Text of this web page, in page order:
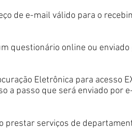
de e-mail válido para o
questionário online ou
Eletrônica para acesso
a passo que será enviado por
prestar serviços de